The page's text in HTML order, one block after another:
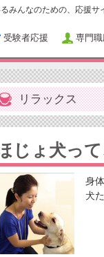
みんなのための、応援サ
受験者応援 専門
リラックス
じょ犬っ
身
犬